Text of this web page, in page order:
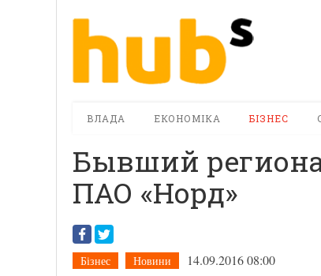
ВЛАДА ЕКОНОМІКА БІЗНЕС
Бывший
ПАО «Норд»
Бізнес Новини 14.09.2016 08:00